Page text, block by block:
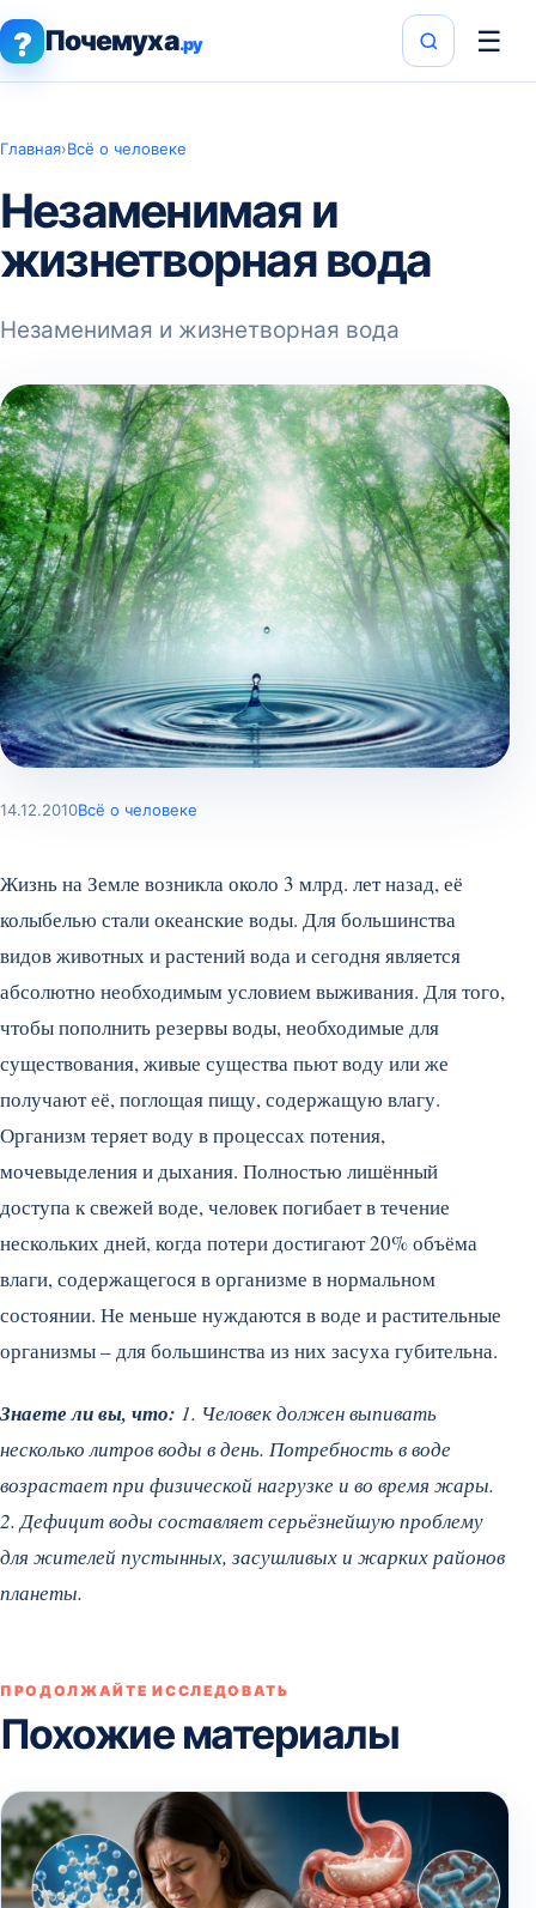
? Почемуха.ру ☰
Главная›Всё о человеке
Незаменимая и
жизнетворная вода
Незаменимая и жизнетворная вода
14.12.2010Всё о человеке
Жизнь на Земле возникла около 3 млрд. лет назад, её
колыбелью стали океанские воды. Для большинства
видов животных и растений вода и сегодня является
абсолютно необходимым условием выживания. Для того,
чтобы пополнить резервы воды, необходимые для
существования, живые существа пьют воду или же
получают её, поглощая пищу, содержащую влагу.
Организм теряет воду в процессах потения,
мочевыделения и дыхания. Полностью лишённый
доступа к свежей воде, человек погибает в течение
нескольких дней, когда потери достигают 20% объёма
влаги, содержащегося в организме в нормальном
состоянии. Не меньше нуждаются в воде и растительные
организмы – для большинства из них засуха губительна.
Знаете ли вы, что: 1. Человек должен выпивать
несколько литров воды в день. Потребность в воде
возрастает при физической нагрузке и во время жары.
2. Дефицит воды составляет серьёзнейшую проблему
для жителей пустынных, засушливых и жарких районов
планеты.
ПРОДОЛЖАЙТЕ ИССЛЕДОВАТЬ
Похожие материалы